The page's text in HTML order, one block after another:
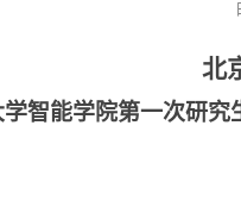
北
智能学院第一次研究